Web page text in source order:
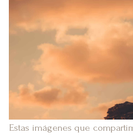
Estas imágenes que